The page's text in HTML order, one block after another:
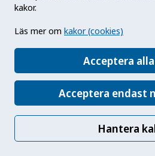
kakor.
Läs mer om kakor (cookies)
Acceptera
Acceptera endast
Hantera
Neisseria gonorrhoeae
Neisseria meningitidis